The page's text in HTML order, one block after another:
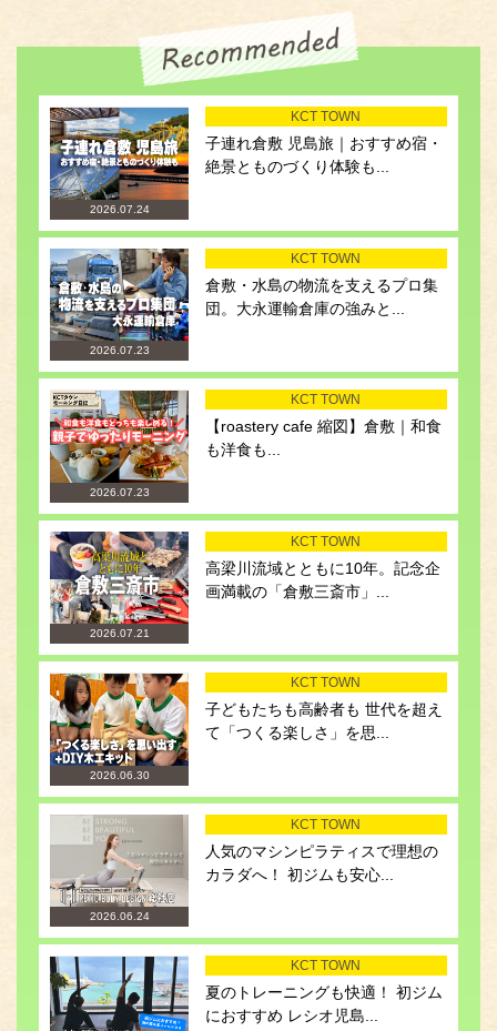
2026.07.24
KCT TOWN
子連れ倉敷 児島旅｜おすすめ宿・
絶景とものづくり体験も...
2026.07.23
KCT TOWN
倉敷・水島の物流を支えるプロ集
団。大永運輸倉庫の強みと...
2026.07.23
KCT TOWN
【roastery cafe 縮図】倉敷｜和食
も洋食も...
2026.07.21
KCT TOWN
高梁川流域とともに10年。記念企
画満載の「倉敷三斎市」...
2026.06.30
KCT TOWN
子どもたちも高齢者も 世代を超え
て「つくる楽しさ」を思...
2026.06.24
KCT TOWN
人気のマシンピラティスで理想の
カラダへ！ 初ジムも安心...
KCT TOWN
夏のトレーニングも快適！ 初ジム
におすすめ レシオ児島...